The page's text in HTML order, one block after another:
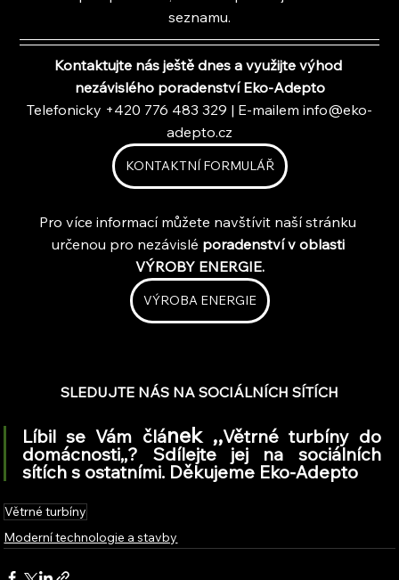
seznamu.
Kontaktujte nás ještě dnes a využijte výhod
nezávislého poradenství Eko-Adepto
Telefonicky +420 776 483 329 | E-mailem info@eko-
adepto.cz
KONTAKTNÍ FORMULÁŘ
Pro více informací můžete navštívit naší stránku
určenou pro nezávislé poradenství v oblasti
VÝROBY ENERGIE.
VÝROBA ENERGIE
SLEDUJTE NÁS NA SOCIÁLNÍCH SÍTÍCH
Líbil se Vám článek ,,Větrné turbíny do
domácnosti,,? Sdílejte jej na sociálních
sítích s ostatními. Děkujeme Eko-Adepto
Větrné turbíny
Moderní technologie a stavby